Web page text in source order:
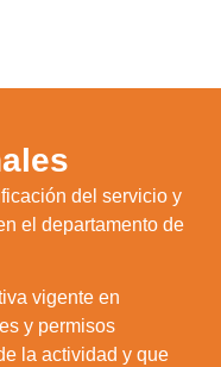
del servicio y
el departamento de
vigente en
y permisos
la actividad y que